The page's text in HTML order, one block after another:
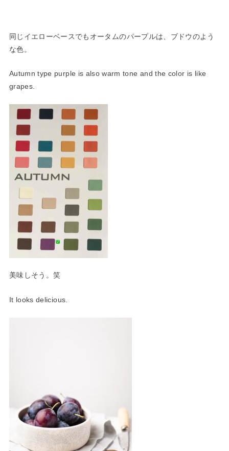
同じイエローベースでもオータムのパープルは、ブドウのよう
な色。
Autumn type purple is also warm tone and the color is like
grapes.
美味しそう。笑
It looks delicious.